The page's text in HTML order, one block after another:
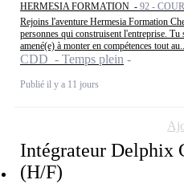
HERMESIA FORMATION - 92 -
Rejoins l'aventure Hermesia Formation
personnes qui construisent l'entreprise. Tu
amené(e) à monter en compétences tout
CDD - Temps plein
Publié il y a 11 jours
Intégrateur Delphix
(H/F)